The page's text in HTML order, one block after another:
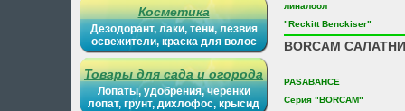
Косметика
Дезодорант, лаки, тени, лезвия
освежители, краска для волос
Товары для сада и огорода
Лопаты, удобрения, черенки
лопат, грунт, дихлофос, крысид
линалоол
"Reckitt Benckiser"
BORCAM
PASABAHCE
Серия "BORCAM"